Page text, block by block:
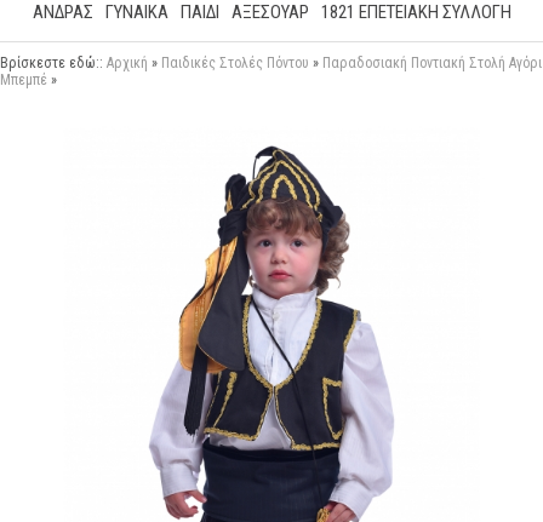
ΑΝΔΡΑΣ ΓΥΝΑΙΚΑ ΠΑΙΔΙ ΑΞΕΣΟΥΑΡ 1821 ΕΠΕΤΕΙΑΚΉ ΣΥΛΛΟΓΉ
Βρίσκεστε εδώ:: Αρχική » Παιδικές Στολές Πόντου » Παραδοσιακή Ποντιακή Στολή Αγόρι
Μπεμπέ »